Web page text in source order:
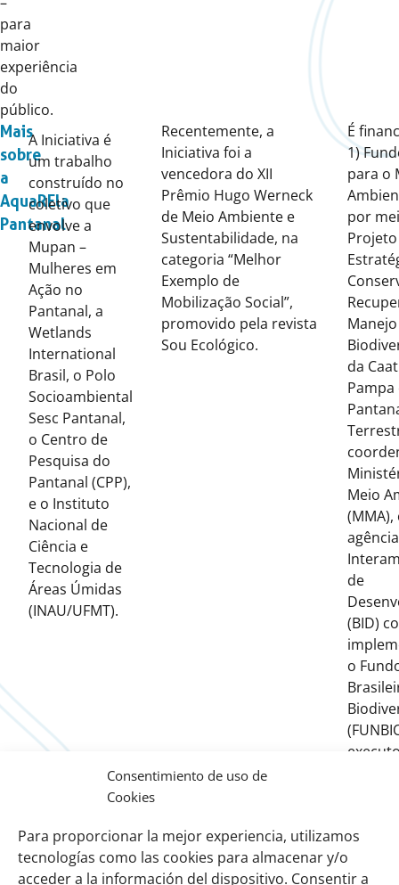
Consentimiento de uso de
Cookies
Para proporcionar la mejor experiencia, utilizamos
tecnologías como las cookies para almacenar y/o
acceder a la información del dispositivo. Consentir a
para
maior
experiência
do
público.
Mais
sobre
a
AquaREla
Pantanal
A Iniciativa é
um trabalho
construído no
coletivo que
envolve a
Mupan –
Mulheres em
Ação no
Pantanal, a
Wetlands
International
Brasil, o Polo
Socioambiental
Sesc Pantanal,
o Centro de
Pesquisa do
Pantanal (CPP),
e o Instituto
Nacional de
Ciência e
Tecnologia de
Áreas Úmidas
(INAU/UFMT).
Recentemente, a
Iniciativa foi a
vencedora do XII
Prêmio Hugo Werneck
de Meio Ambiente e
Sustentabilidade, na
categoria “Melhor
Exemplo de
Mobilização Social”,
promovido pela revista
Sou Ecológico.
É
1)
para o
por
Projeto
da
Pampa
Meio
(MMA),
de
(BID)
o